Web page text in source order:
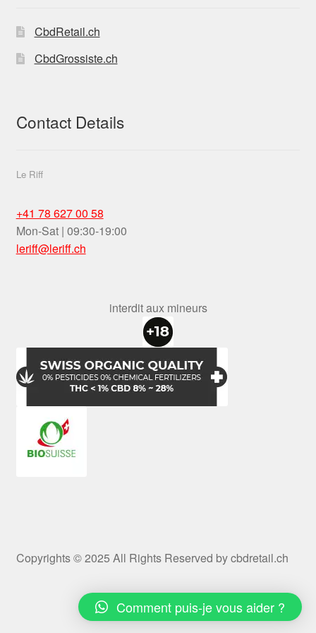
CbdRetail.ch
CbdGrossiste.ch
Contact Details
Le Riff
+41 78 627 00 58
Mon-Sat | 09:30-19:00
leriff@leriff.ch
interdit aux mineurs
Copyrights © 2025 All Rights Reserved by cbdretail.ch
Comment puis-je vous aider ?